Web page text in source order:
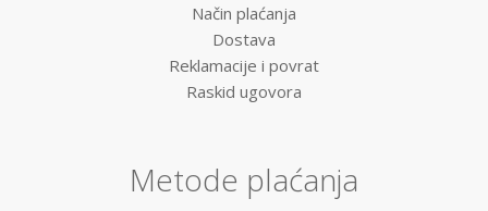
Način plaćanja
Dostava
Reklamacije i povrat
Raskid ugovora
Metode plaćanja